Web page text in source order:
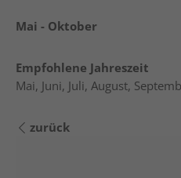
Mai - Oktober
Empfohlene Jahreszeit
Mai, Juni, Juli, August,
zurück